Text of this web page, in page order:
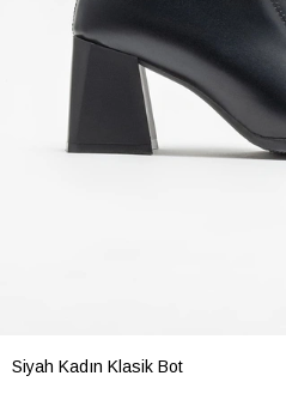
Siyah Kadın Klasik Bot